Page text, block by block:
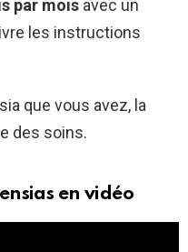
par mois avec un
les instructions
que vous avez, la
des soins.
en vidéo